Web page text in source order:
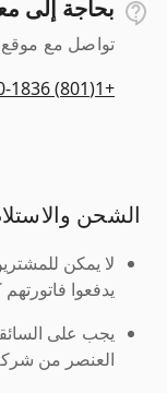
بحاجة إلى
تواصل مع موقع
+1(801) 250-1836
الشحن
لا يمكن
يدفعوا
يجب على
العنصر من